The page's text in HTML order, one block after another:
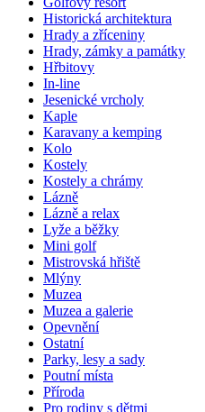
Historická architektura
Hrady a zříceniny
Hrady, zámky a památky
Hřbitovy
In-line
Jesenické vrcholy
Kaple
Karavany a kemping
Kolo
Kostely
Kostely a chrámy
Lázně
Lázně a relax
Lyže a běžky
Mini golf
Mistrovská hřiště
Mlýny
Muzea
Muzea a galerie
Opevnění
Ostatní
Parky, lesy a sady
Poutní místa
Příroda
Pro rodiny s dětmi